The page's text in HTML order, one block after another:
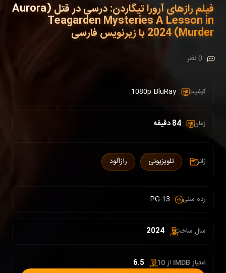
فیلم رازهای آرورا تیگاردن: درسی در قتل (Aurora
Teagarden Mysteries A Lesson in
Murder) 2024 با زیرنویس فارسی
0 نظر
کیفیت : 1080p BluRay
زمان : 84 دقیقه
ژانر : تلویزیونی رازآلود
رده سنی : PG-13
سال ساخت: 2024
امتیاز IMDB از 10 : 6.5